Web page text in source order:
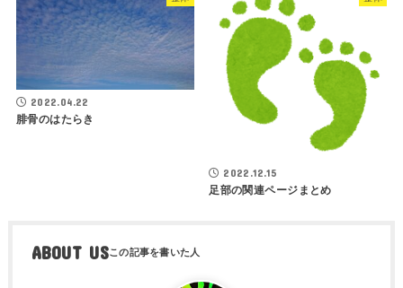
2022.04.22
腓骨のはたらき
2022.12.15
足部の関連ページまとめ
ABOUT US